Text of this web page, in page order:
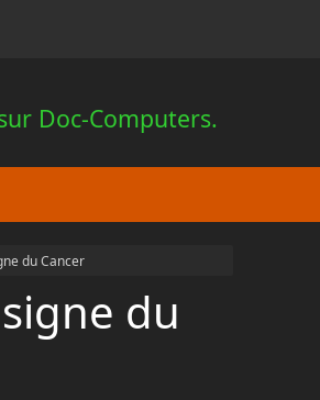
Doc-Computers.
du Cancer
du